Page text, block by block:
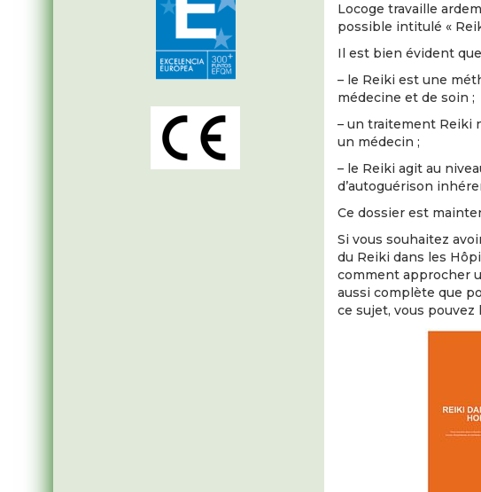
Locoge travaille
possible intitulé «
Il est bien évident
– le Reiki est une
médecine et de soin ;
– un traitement Reiki
un médecin ;
– le Reiki agit au
d’autoguérison
Ce dossier est
Si vous souhaitez
du Reiki dans les
comment approcher
aussi complète que
ce sujet, vous pouvez